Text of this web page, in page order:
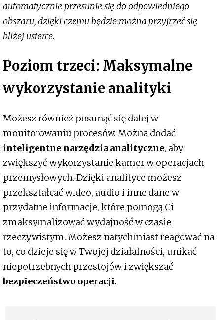
automatycznie przesunie się do odpowiedniego
obszaru, dzięki czemu będzie można przyjrzeć się
bliżej usterce.
Poziom trzeci: Maksymalne
wykorzystanie analityki
Możesz również posunąć się dalej w
monitorowaniu procesów. Można dodać
inteligentne narzędzia analityczne, aby
zwiększyć wykorzystanie kamer w operacjach
przemysłowych. Dzięki analityce możesz
przekształcać wideo, audio i inne dane w
przydatne informacje, które pomogą Ci
zmaksymalizować wydajność w czasie
rzeczywistym. Możesz natychmiast reagować na
to, co dzieje się w Twojej działalności, unikać
niepotrzebnych przestojów i zwiększać
bezpieczeństwo operacji.